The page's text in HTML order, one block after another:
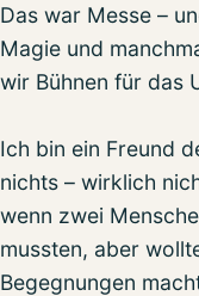
Das war Messe –
Magie und
wir Bühnen für das
Ich bin ein Freund
nichts – wirklich
wenn zwei
mussten, aber
Begegnungen